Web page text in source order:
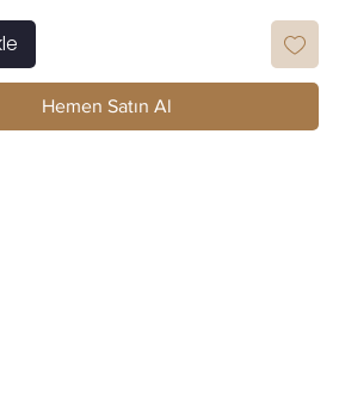
Hemen Satın Al